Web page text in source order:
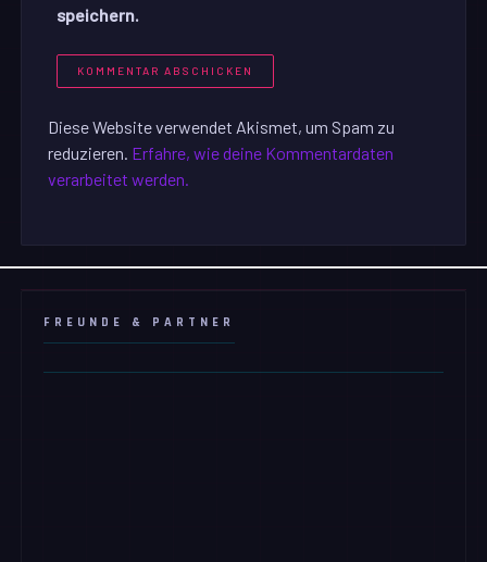
speichern.
Diese Website verwendet Akismet, um Spam zu
reduzieren. Erfahre, wie deine Kommentardaten
verarbeitet werden.
FREUNDE & PARTNER